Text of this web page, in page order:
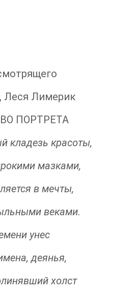
Леся Лимерик
ПОРТРЕТА
кладезь красоты,
мазками,
в мечты,
веками.
унес
деянья,
холст